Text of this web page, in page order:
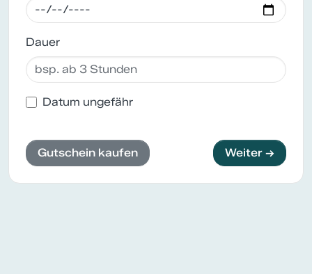
Dauer
Datum ungefähr
Gutschein kaufen Weiter →